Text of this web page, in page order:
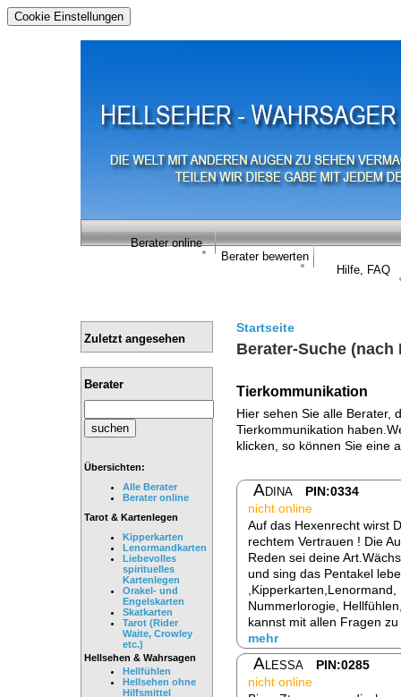
Cookie Einstellungen
Berater online
Berater bewerten
Hilfe, FAQ
Zuletzt angesehen
Berater
Übersichten:
Alle Berater
Berater online
Tarot & Kartenlegen
Kipperkarten
Lenormandkarten
Liebevolles
spirituelles
Kartenlegen
Orakel- und
Engelskarten
Skatkarten
Tarot (Rider
Waite, Crowley
etc.)
Hellsehen & Wahrsagen
Hellfühlen
Hellsehen ohne
Hilfsmittel
Startseite
Berater-Suche (nach
Tierkommunikation
Hier sehen Sie alle Berater,
Tierkommunikation
klicken, so können Sie eine
Adina
PIN:0334
nicht online
Auf das Hexenrecht wirst
rechtem Vertrauen ! Die
Reden sei deine
und sing das Pentakel
Nummerlorogie,
kannst mit allen Fragen
mehr
Alessa
PIN:0285
nicht online